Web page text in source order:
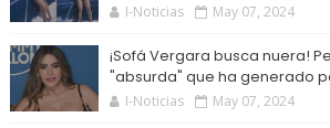
I-Noticias May 07, 2024
¡Sofá Vergara busca nuera!
"absurda" que ha generado
I-Noticias May 07, 2024